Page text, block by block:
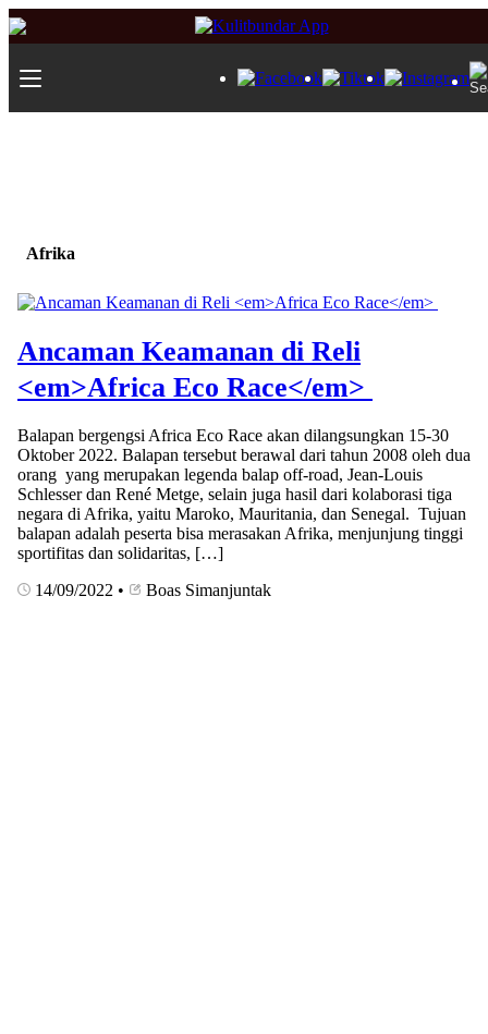
Afrika
Ancaman Keamanan di Reli
<em>Africa Eco Race</em>
Balapan bergengsi Africa Eco Race akan dilangsungkan 15-30
Oktober 2022. Balapan tersebut berawal dari tahun 2008 oleh dua
orang yang merupakan legenda balap off-road, Jean-Louis
Schlesser dan René Metge, selain juga hasil dari kolaborasi tiga
negara di Afrika, yaitu Maroko, Mauritania, dan Senegal. Tujuan
balapan adalah peserta bisa merasakan Afrika, menjunjung tinggi
sportifitas dan solidaritas, […]
14/09/2022 • Boas Simanjuntak